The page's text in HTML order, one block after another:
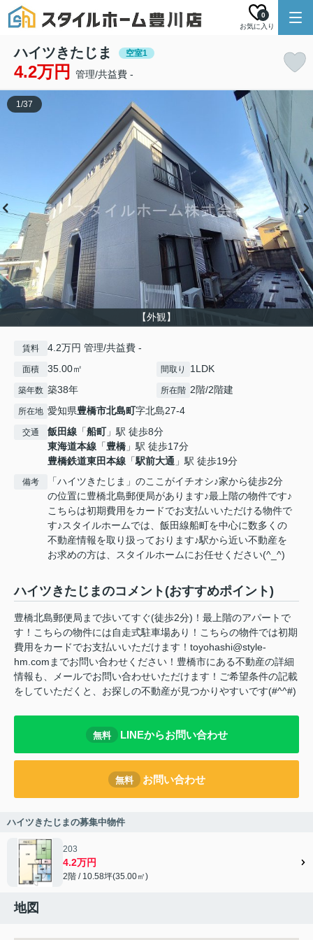
お気に入り
0
ハイツきたじま 空室1
4.2万円 管理/共益費 -
【外観】
1/37
賃料 4.2万円 管理/共益費 -
面積 35.00㎡ 間取り 1LDK
築年数 築38年 所在階 2階/2階建
所在地 愛知県豊橋市北島町字北島27-4
交通 飯田線 「船町」駅 徒歩8分
東海道本線 「豊橋 」駅 徒歩17分
豊橋鉄道東田本線 「駅前大通 」駅 徒歩19分
備考
「ハイツきたじま」のここがイチオシ♪家から徒歩2分
の位置に豊橋北島郵便局があります♪最上階の物件です♪
こちらは初期費用をカードでお支払いいただける物件で
す♪スタイルホームでは、飯田線船町を中心に数多くの
不動産情報を取り扱っております♪駅から近い不動産を
お求めの方は、スタイルホームにお任せください(^_^)
ハイツきたじまのコメント(おすすめポイント)
豊橋北島郵便局まで歩いてすぐ(徒歩2分)！最上階のアパートで
す！こちらの物件には自走式駐車場あり！こちらの物件では初期
費用をカードでお支払いいただけます！toyohashi@style-
hm.comまでお問い合わせください！豊橋市にある不動産の詳細
情報も、メールでお問い合わせいただけます！ご希望条件の記載
をしていただくと、お探しの不動産が見つかりやすいです(#^^#)
無料 LINEからお問い合わせ
無料 お問い合わせ
ハイツきたじまの募集中物件
203
4.2万円
2階 / 10.58坪(35.00㎡)
地図